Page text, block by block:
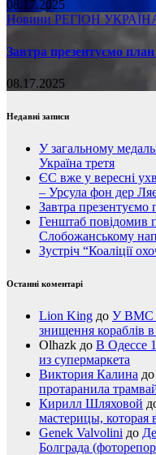
08.17.2025
Новини РЕГІОН
Завтра презентуємо
08.17.2025
Недавні записи
У загальному
Україна третя
ЄС вже у вересні
– Урсула фон дер
Завтра
Генштаб повідомив
Слобожанському
Зустріч “Коаліції
Останні коментарі
Lion King до У ВМС
знищення кораблів в
Olhazk до В Одессе
из супермаркета
Виктория Калина до
протаранила
Кирилл Шляховой
мастерицы, которая
Genek Valvolini до
Болграда